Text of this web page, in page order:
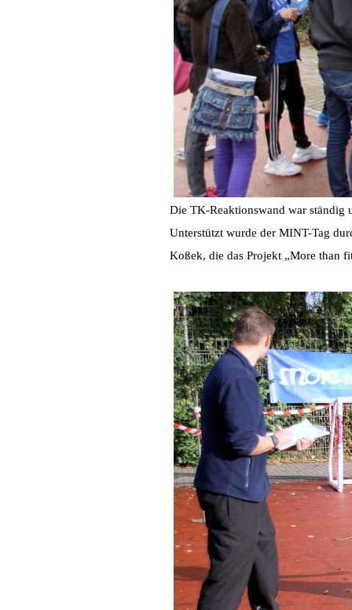
Die TK-Reaktionswand war ständig
Unterstützt wurde der MINT-Tag
Koßek, die das Projekt „More than